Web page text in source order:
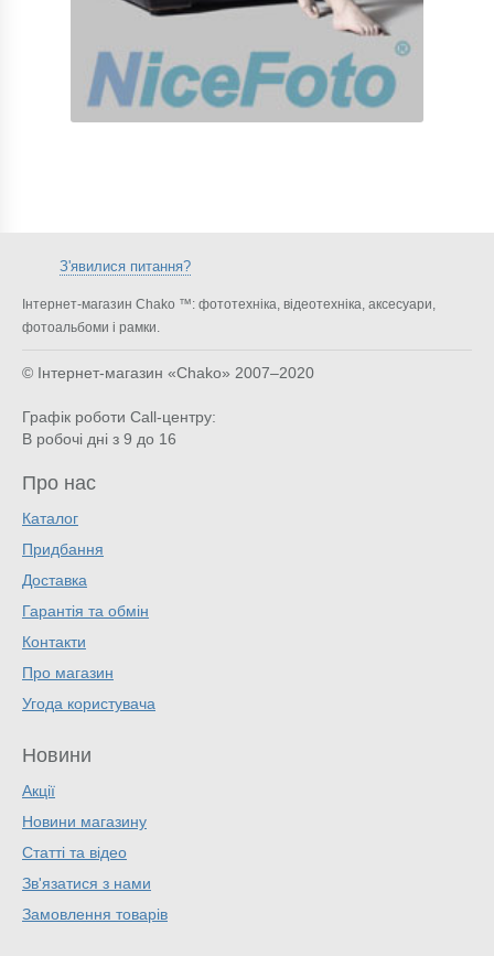
З'явилися питання?
Інтернет-магазин Chako ™: фототехніка, відеотехніка, аксесуари,
фотоальбоми і рамки.
© Інтернет-магазин «Chako» 2007–2020
Графік роботи Call-центру:
В робочі дні з 9 до 16
Про нас
Каталог
Придбання
Доставка
Гарантія та обмін
Контакти
Про магазин
Угода користувача
Новини
Акції
Новини магазину
Статті та відео
Зв'язатися з нами
Замовлення товарів